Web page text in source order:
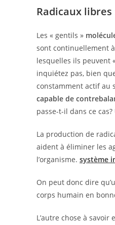
Radicaux libres
Les « gentils »
sont continuellement
lesquelles ils peuvent
inquiétez pas, bien
constamment actif au
capable de
passe-t-il dans ce cas?
La production de
aident à éliminer les
l’organisme. système
On peut donc dire
corps humain en
L’autre chose à